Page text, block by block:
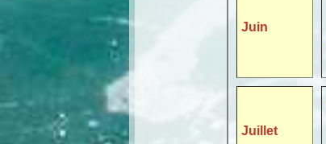
Juin
Juillet